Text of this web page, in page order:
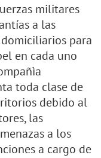
militares
a las
para
en cada uno
toda clase de
debido al
las
a los
a cargo de